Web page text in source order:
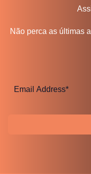
Não perca as últimas